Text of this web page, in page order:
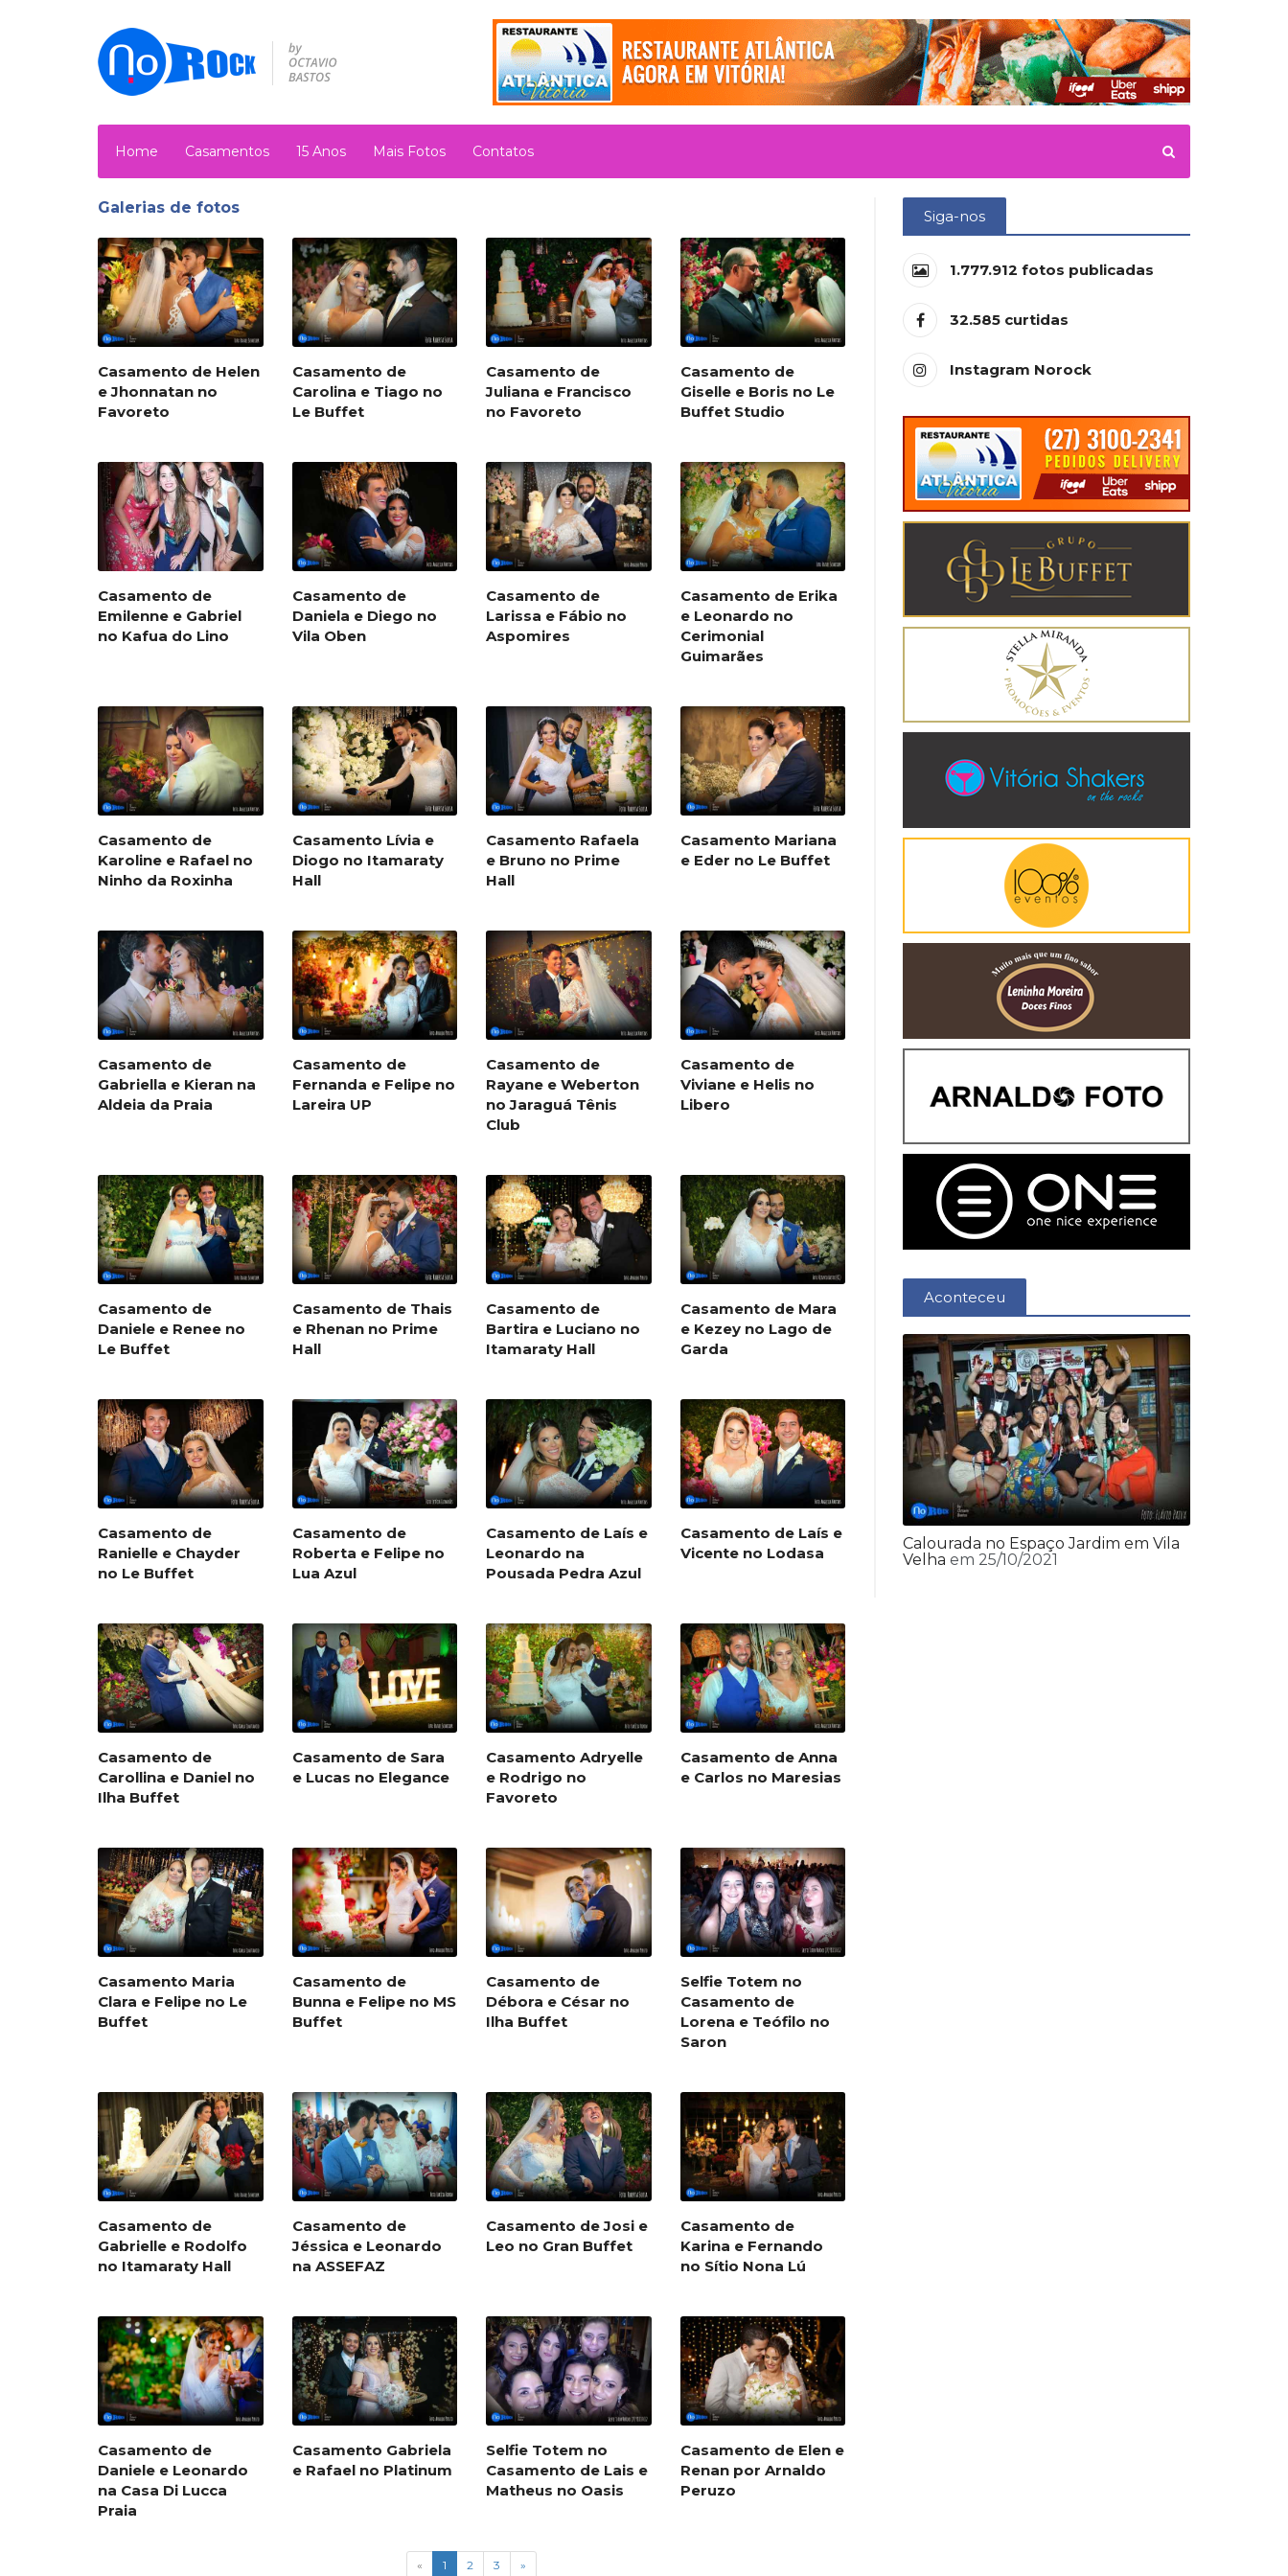
Home Casamentos 15 Anos Mais Fotos Contatos
Galerias de fotos
Casamento de Helen
e Jhonnatan no
Favoreto
Casamento de
Carolina e Tiago no
Le Buffet
Casamento de
Juliana e Francisco
no Favoreto
Casamento de
Giselle e Boris no Le
Buffet Studio
Casamento de
Emilenne e Gabriel
no Kafua do Lino
Casamento de
Daniela e Diego no
Vila Oben
Casamento de
Larissa e Fábio no
Aspomires
Casamento de Erika
e Leonardo no
Cerimonial
Guimarães
Casamento de
Karoline e Rafael no
Ninho da Roxinha
Casamento Lívia e
Diogo no Itamaraty
Hall
Casamento Rafaela
e Bruno no Prime
Hall
Casamento Mariana
e Eder no Le Buffet
Casamento de
Gabriella e Kieran na
Aldeia da Praia
Casamento de
Fernanda e Felipe no
Lareira UP
Casamento de
Rayane e Weberton
no Jaraguá Tênis
Club
Casamento de
Viviane e Helis no
Libero
Casamento de
Daniele e Renee no
Le Buffet
Casamento de Thais
e Rhenan no Prime
Hall
Casamento de
Bartira e Luciano no
Itamaraty Hall
Casamento de Mara
e Kezey no Lago de
Garda
Casamento de
Ranielle e Chayder
no Le Buffet
Casamento de
Roberta e Felipe no
Lua Azul
Casamento de Laís e
Leonardo na
Pousada Pedra Azul
Casamento de Laís e
Vicente no Lodasa
Casamento de
Carollina e Daniel no
Ilha Buffet
Casamento de Sara
e Lucas no Elegance
Casamento Adryelle
e Rodrigo no
Favoreto
Casamento de Anna
e Carlos no Maresias
Casamento Maria
Clara e Felipe no Le
Buffet
Casamento de
Bunna e Felipe no MS
Buffet
Casamento de
Débora e César no
Ilha Buffet
Selfie Totem no
Casamento de
Lorena e Teófilo no
Saron
Casamento de
Gabrielle e Rodolfo
no Itamaraty Hall
Casamento de
Jéssica e Leonardo
na ASSEFAZ
Casamento de Josi e
Leo no Gran Buffet
Casamento de
Karina e Fernando
no Sítio Nona Lú
Casamento de
Daniele e Leonardo
na Casa Di Lucca
Praia
Casamento Gabriela
e Rafael no Platinum
Selfie Totem no
Casamento de Lais e
Matheus no Oasis
Casamento de Elen e
Renan por Arnaldo
Peruzo
« 1 2 3 »
Siga-nos
1.777.912 fotos publicadas
32.585 curtidas
Instagram Norock
Aconteceu
Calourada no Espaço Jardim em Vila
Velha em 25/10/2021